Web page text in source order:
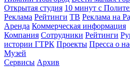
Открытая студия 10 минут с
Реклама Рейтинги ТВ Реклама на
Аренда Коммерческая информация
Компания Сотрудники Рейтинги
истории ГТРК Проекты Пресса о
Музей
Сервисы Архив